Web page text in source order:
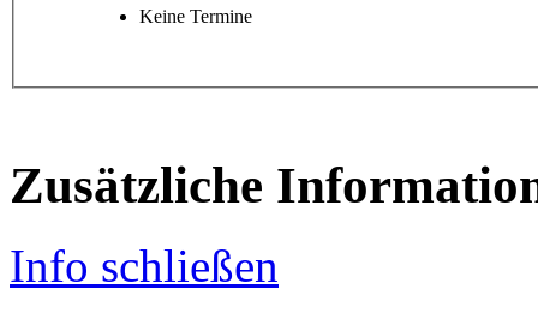
Keine Termine
Zusätzliche
Info schließen